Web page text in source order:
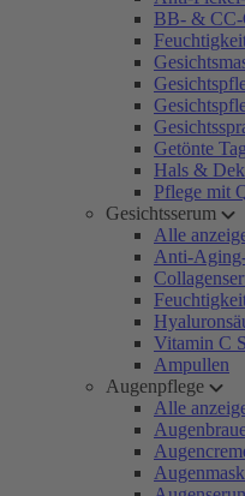
BB- & CC-
Getönte
Hals &
Pflege mit
Gesichtsserum
Alle
Anti-
Vitamin C
Ampullen
Augenpflege
Alle